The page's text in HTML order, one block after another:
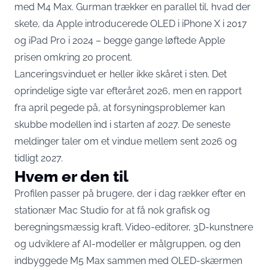
med M4 Max. Gurman trækker en parallel til, hvad der
skete, da Apple introducerede OLED i iPhone X i 2017
og iPad Pro i 2024 – begge gange løftede Apple
prisen omkring 20 procent.
Lanceringsvinduet er heller ikke skåret i sten. Det
oprindelige sigte var efteråret 2026, men en rapport
fra april pegede på, at forsyningsproblemer kan
skubbe modellen ind i starten af 2027. De seneste
meldinger taler om et vindue mellem sent 2026 og
tidligt 2027.
Hvem er den til
Profilen passer på brugere, der i dag rækker efter en
stationær Mac Studio for at få nok grafisk og
beregningsmæssig kraft. Video-editorer, 3D-kunstnere
og udviklere af AI-modeller er målgruppen, og den
indbyggede M5 Max sammen med OLED-skærmen